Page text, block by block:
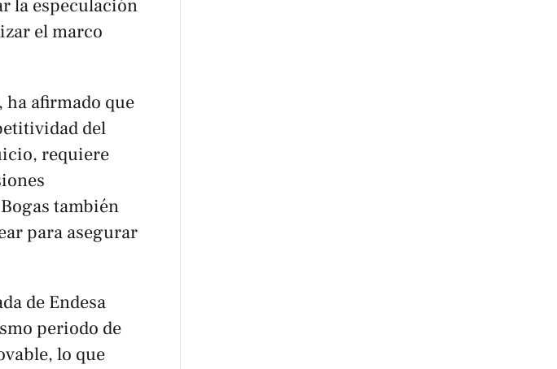
la especulación
el marco
ha afirmado que
del
requiere
también
para asegurar
de Endesa
periodo de
lo que